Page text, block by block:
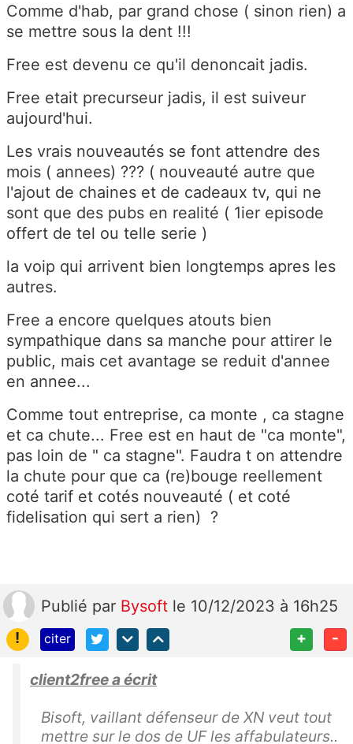
Comme d'hab, par grand chose ( sinon rien) a
se mettre sous la dent !!!
Free est devenu ce qu'il denoncait jadis.
Free etait precurseur jadis, il est suiveur
aujourd'hui.
Les vrais nouveautés se font attendre des
mois ( annees) ??? ( nouveauté autre que
l'ajout de chaines et de cadeaux tv, qui ne
sont que des pubs en realité ( 1ier episode
offert de tel ou telle serie )
la voip qui arrivent bien longtemps apres les
autres.
Free a encore quelques atouts bien
sympathique dans sa manche pour attirer le
public, mais cet avantage se reduit d'annee
en annee...
Comme tout entreprise, ca monte , ca stagne
et ca chute... Free est en haut de "ca monte",
pas loin de " ca stagne". Faudra t on attendre
la chute pour que ca (re)bouge reellement
coté tarif et cotés nouveauté ( et coté
fidelisation qui sert a rien) ?
Publié par Bysoft le 10/12/2023 à 16h25
!
citer + -
client2free a écrit
Bisoft, vaillant défenseur de XN veut tout
mettre sur le dos de UF les affabulateurs..